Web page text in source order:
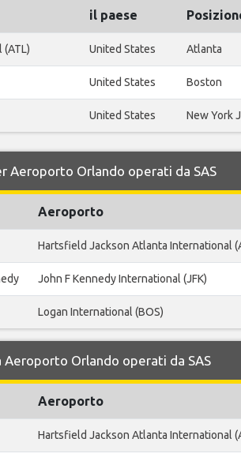
il paese
United States Atlanta
United States Boston
United States New York
Aeroporto Orlando operati da SAS
Aeroporto
Hartsfield Jackson Atlanta International
John F Kennedy International (JFK)
Logan International (BOS)
Orlando operati da SAS
Aeroporto
Hartsfield Jackson Atlanta International